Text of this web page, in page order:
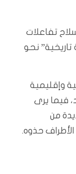
تفاعلات
نحو
وإقليمية
فيما يرى
من
الأطراف حذوه.